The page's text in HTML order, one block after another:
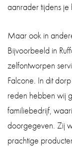
aanrader tijdens
Maar ook in
Bijvoorbeeld in
zelfontworpen
Falcone. In dit
reden hebben wij
familiebedrijf,
doorgegeven. Zij
prachtige